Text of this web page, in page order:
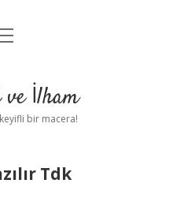
Uyarı
ve İlham
bir macera!
Tdk